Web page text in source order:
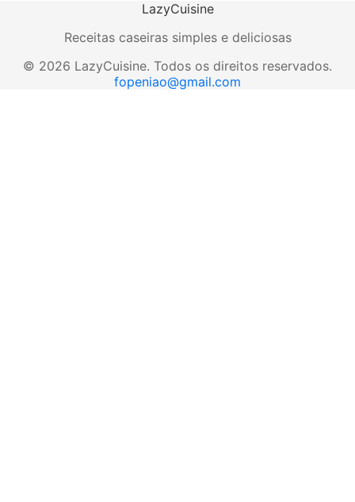
LazyCuisine
Receitas caseiras simples e deliciosas
© 2026 LazyCuisine. Todos os direitos reservados.
fopeniao@gmail.com